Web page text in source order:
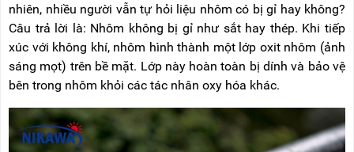
BỘ
DÂY
THOÁT
HIỂM
TỰ
ĐỘNG
NÂNG
TAY
nhiên, nhiều người vẫn tự hỏi liệu nhôm có bị gỉ hay không?
Câu trả lời là: Nhôm không bị gỉ như sắt hay thép. Khi tiếp
xúc với không khí, nhôm hình thành một lớp oxit nhôm (ảnh
sáng mọt) trên bề mặt. Lớp này hoàn toàn bị dính và bảo vệ
bên trong nhôm khỏi các tác nhân oxy hóa khác.